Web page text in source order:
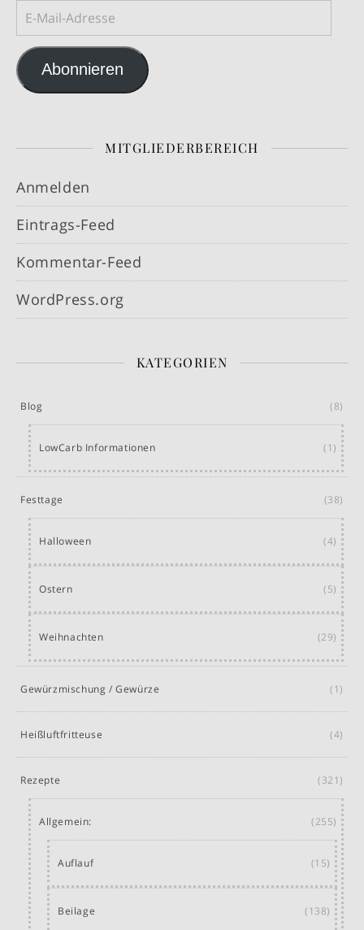
E-Mail-Adresse
Abonnieren
MITGLIEDERBEREICH
Anmelden
Eintrags-Feed
Kommentar-Feed
WordPress.org
KATEGORIEN
Blog (8)
LowCarb Informationen (1)
Festtage (38)
Halloween (4)
Ostern (5)
Weihnachten (29)
Gewürzmischung / Gewürze (1)
Heißluftfritteuse (4)
Rezepte (321)
Allgemein: (255)
Auflauf (15)
Beilage (138)